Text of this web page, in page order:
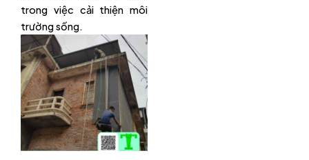
trong việc cải thiện môi
trường sống.